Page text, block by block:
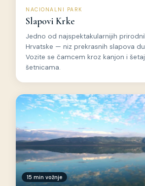
NACIONALNI PARK
Slapovi Krke
Jedno od najspektakularnijih
Hrvatske — niz prekrasnih slapova
Vozite se čamcem kroz kanjon i
šetnicama.
15 min vožnje